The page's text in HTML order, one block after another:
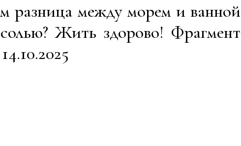
разница между морем и ванной
Жить здорово! Фрагмент